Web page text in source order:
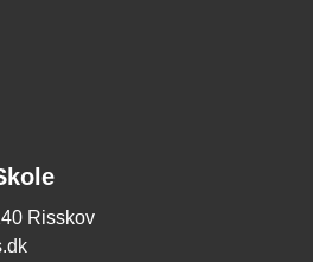
Risskov